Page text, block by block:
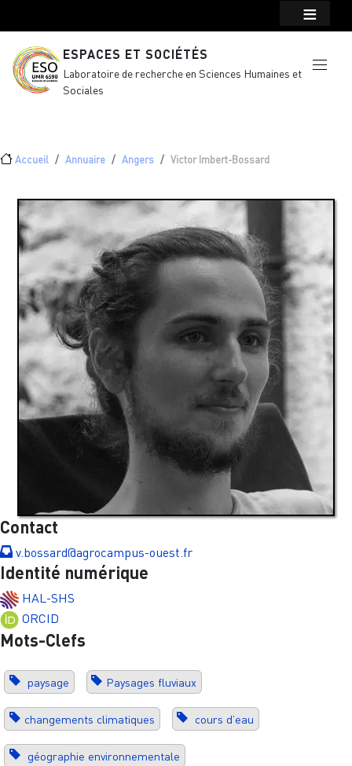
ESPACES ET SOCIÉTÉS
Laboratoire de recherche en Sciences Humaines et
Sociales
Fil d'Ariane
Accueil Annuaire Angers Victor Imbert-Bossard
Contact
v.bossard@agrocampus-ouest.fr
Identité numérique
HAL-SHS
ORCID
Mots-Clefs
paysage Paysages fluviaux
changements climatiques cours d’eau
géographie environnementale